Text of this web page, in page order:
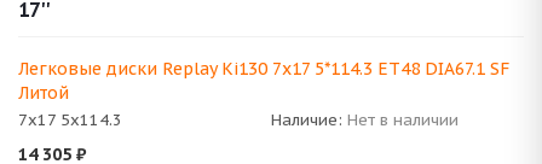
17''
Легковые диски Replay Ki130 7x17 5*114.3 ET48 DIA67.1 SF
Литой
7x17 5x114.3 Наличие: Нет в наличии
14 305 ₽